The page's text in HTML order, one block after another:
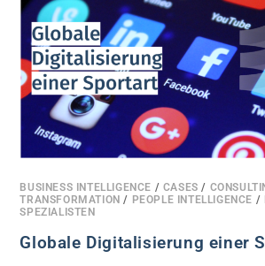
BUSINESS INTELLIGENCE / CASES /
TRANSFORMATION / PEOPLE INTELLIGENCE /
SPEZIALISTEN
Globale Digitalisierung einer